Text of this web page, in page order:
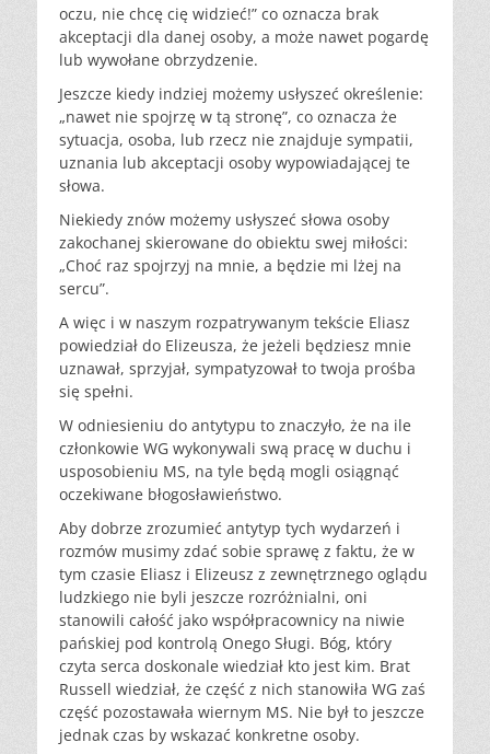
oczu, nie chcę cię widzieć!” co oznacza brak
akceptacji dla danej osoby, a może nawet pogardę
lub wywołane obrzydzenie.
Jeszcze kiedy indziej możemy usłyszeć określenie:
„nawet nie spojrzę w tą stronę”, co oznacza że
sytuacja, osoba, lub rzecz nie znajduje sympatii,
uznania lub akceptacji osoby wypowiadającej te
słowa.
Niekiedy znów możemy usłyszeć słowa osoby
zakochanej skierowane do obiektu swej miłości:
„Choć raz spojrzyj na mnie, a będzie mi lżej na
sercu”.
A więc i w naszym rozpatrywanym tekście Eliasz
powiedział do Elizeusza, że jeżeli będziesz mnie
uznawał, sprzyjał, sympatyzował to twoja prośba
się spełni.
W odniesieniu do antytypu to znaczyło, że na ile
członkowie WG wykonywali swą pracę w duchu i
usposobieniu MS, na tyle będą mogli osiągnąć
oczekiwane błogosławieństwo.
Aby dobrze zrozumieć antytyp tych wydarzeń i
rozmów musimy zdać sobie sprawę z faktu, że w
tym czasie Eliasz i Elizeusz z zewnętrznego oglądu
ludzkiego nie byli jeszcze rozróżnialni, oni
stanowili całość jako współpracownicy na niwie
pańskiej pod kontrolą Onego Sługi. Bóg, który
czyta serca doskonale wiedział kto jest kim. Brat
Russell wiedział, że część z nich stanowiła WG zaś
część pozostawała wiernym MS. Nie był to jeszcze
jednak czas by wskazać konkretne osoby.